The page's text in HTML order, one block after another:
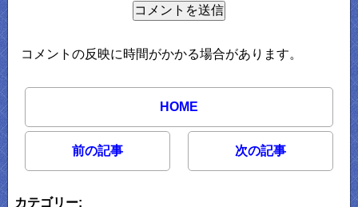
コメントの反映に時間がかかる場合があります。
HOME
前の記事 次の記事
カテゴリー: